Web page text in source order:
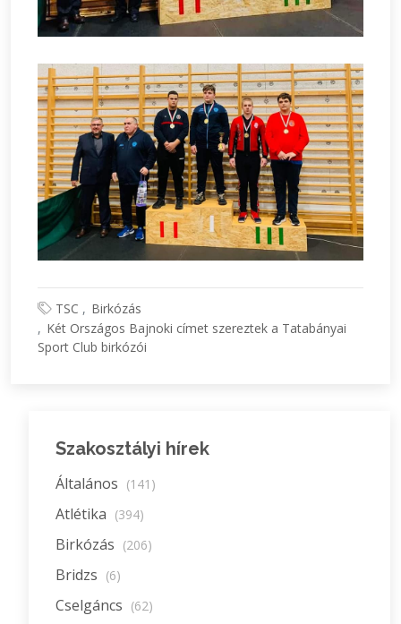
TSC
Birkózás
Két Országos Bajnoki címet szereztek a Tatabányai
Sport Club birkózói
Szakosztályi hírek
Általános (141)
Atlétika (394)
Birkózás (206)
Bridzs (6)
Cselgáncs (62)